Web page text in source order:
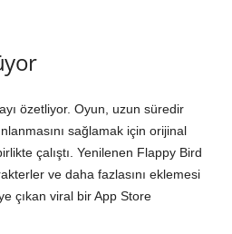
özetliyor. Oyun, uzun süredir
sağlamak için orijinal
çalıştı. Yenilenen Flappy Bird
ve daha fazlasını eklemesi
çıkan viral bir App Store